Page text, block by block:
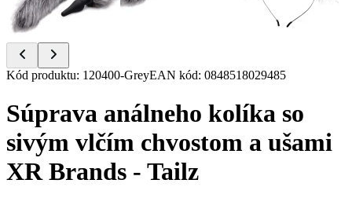
Item
of
9
Kód produktu: 120400-GreyEAN kód: 0848518029485
Súprava análneho kolíka so
sivým vlčím chvostom a ušami
XR Brands - Tailz